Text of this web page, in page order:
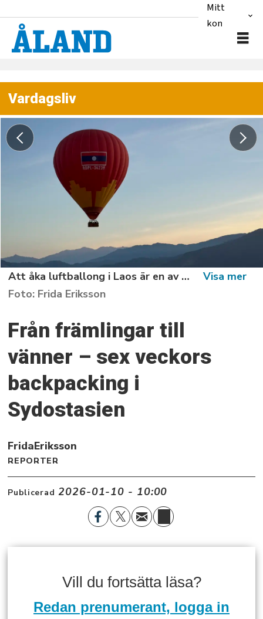
Mitt
konto
Vardagsliv
Att åka luftballong i Laos är en av resans häftigaste upplevelser.
Frida Eriksson
Från främlingar till
vänner – sex veckors
backpacking i
Sydostasien
FridaEriksson
REPORTER
Publicerad 2026-01-10 - 10:00
Vill du fortsätta läsa?
Redan prenumerant, logga in